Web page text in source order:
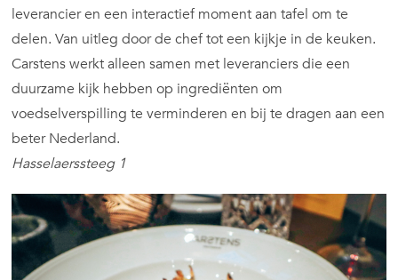
leverancier en een interactief moment aan tafel om te
delen. Van uitleg door de chef tot een kijkje in de keuken.
Carstens werkt alleen samen met leveranciers die een
duurzame kijk hebben op ingrediënten om
voedselverspilling te verminderen en bij te dragen aan een
beter Nederland.
Hasselaerssteeg 1